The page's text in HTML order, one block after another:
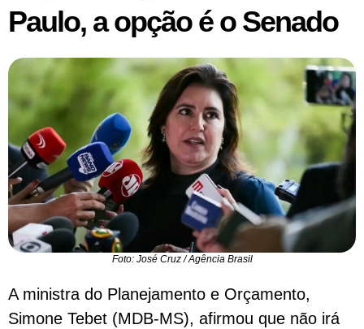
Paulo, a opção é o Senado
Foto: José Cruz / Agência Brasil
A ministra do Planejamento e Orçamento,
Simone Tebet (MDB-MS), afirmou que não irá